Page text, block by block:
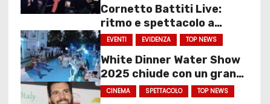
Cornetto Battiti Live:
ritmo e spettacolo a
Molfetta
EVENTI EVIDENZA TOP NEWS
White Dinner Water Show
2025 chiude con un gran
finale
CINEMA SPETTACOLO TOP NEWS